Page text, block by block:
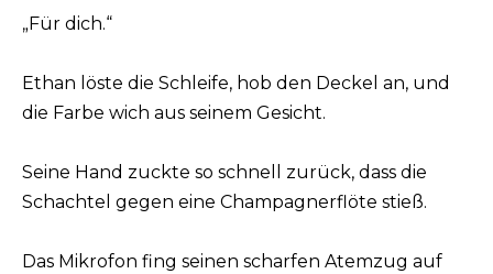
„Für dich.“
Ethan löste die Schleife, hob den Deckel an, und
die Farbe wich aus seinem Gesicht.
Seine Hand zuckte so schnell zurück, dass die
Schachtel gegen eine Champagnerflöte stieß.
Das Mikrofon fing seinen scharfen Atemzug auf